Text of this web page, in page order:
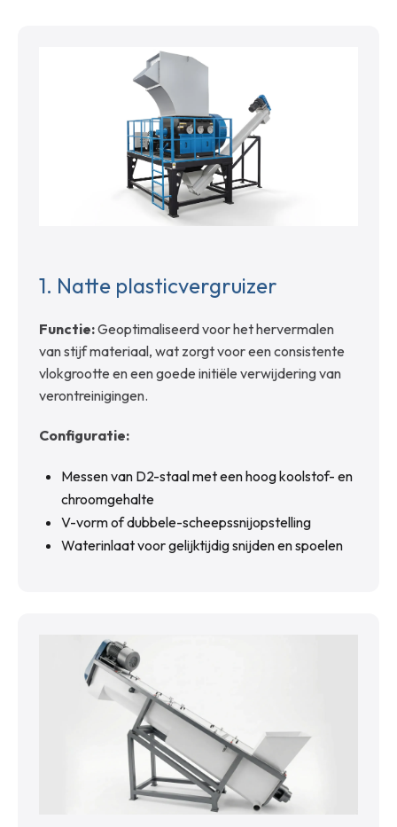
1. Natte plasticvergruizer
Functie:Geoptimaliseerd voor het hervermalen
van stijf materiaal, wat zorgt voor een consistente
vlokgrootte en een goede initiële verwijdering van
verontreinigingen.
Configuratie:
Messen van D2-staal met een hoog koolstof- en
chroomgehalte
V-vorm of dubbele-scheepssnijopstelling
Waterinlaat voor gelijktijdig snijden en spoelen